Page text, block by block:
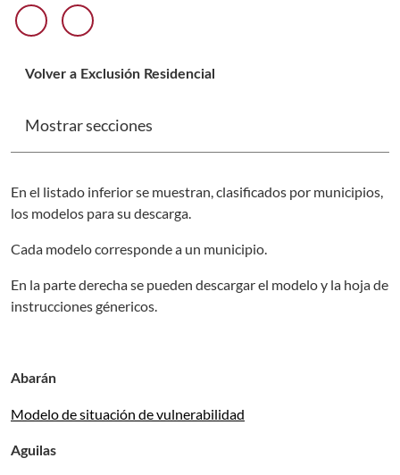
Anterior diapositiva
Siguiente diapositiva
Volver a Exclusión Residencial
Mostrar secciones
En el listado inferior se muestran, clasificados por municipios,
los modelos para su descarga.
Cada modelo corresponde a un municipio.
En la parte derecha se pueden descargar el modelo y la hoja de
instrucciones génericos.
Abarán
Modelo de situación de vulnerabilidad
Aguilas